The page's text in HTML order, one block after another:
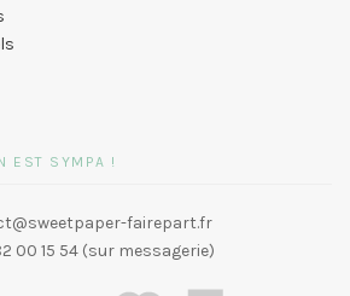
EST SYMPA !
fairepart.fr
00 15 54 (sur messagerie)